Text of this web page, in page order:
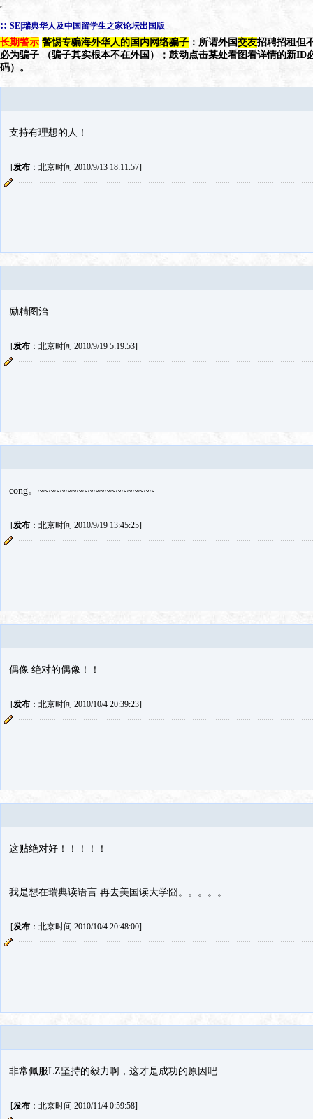
:: SE|瑞典华人及中国留学生之家论坛出国版
长期警示 警惕专骗海外华人的国内网络骗子 ：所谓外国交友招聘招租但
必为骗子 （骗子其实根本不在外国）；鼓动点击某处看图看详情的新ID
码）。
支持有理想的人！
[发布：北京时间 2010/9/13 18:11:57]
励精图治
[发布：北京时间 2010/9/19 5:19:53]
cong。~~~~~~~~~~~~~~~~~~~~~
[发布：北京时间 2010/9/19 13:45:25]
偶像 绝对的偶像！！
[发布：北京时间 2010/10/4 20:39:23]
这贴绝对好！！！！！
我是想在瑞典读语言 再去美国读大学囧。。。。。
[发布：北京时间 2010/10/4 20:48:00]
非常佩服LZ坚持的毅力啊，这才是成功的原因吧
[发布：北京时间 2010/11/4 0:59:58]